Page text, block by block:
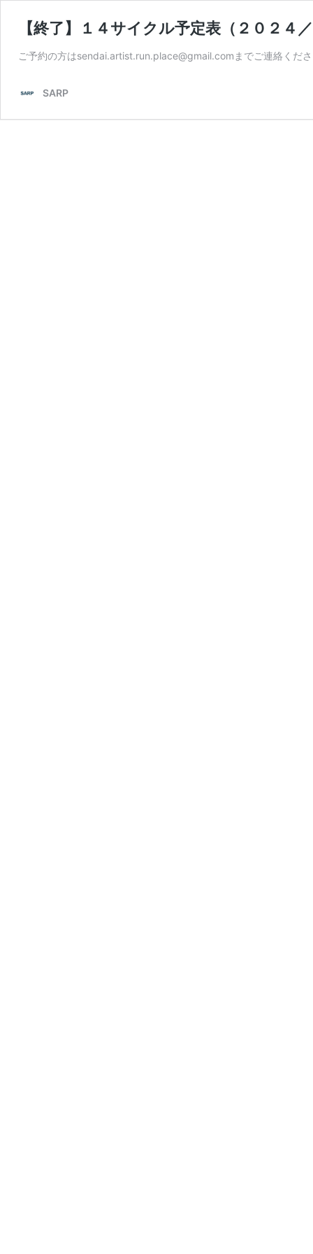
【終了】１４サイクル予定表（２０２４
ご予約の方はsendai.artist.run.place@gmail.comまでご連絡くだ
SARP